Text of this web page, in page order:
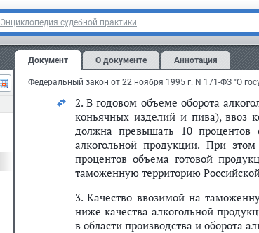
Энциклопедия судебной практики
Документ О документе Аннотация
алкогольной продукции.
См.Положениеоб особенностях
спиртосодержащей пищевой
См. такжеприказГТК РФ от 25
2. В годовом объеме оборота
коньячных изделий и пива), ввоз
должна превышать 10 процентов
алкогольной продукции. При
процентов объема готовой
таможенную территорию
3. Качество ввозимой на
ниже качества алкогольной
в области производства и оборота